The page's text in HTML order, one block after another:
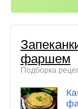
фаршем
Подборка